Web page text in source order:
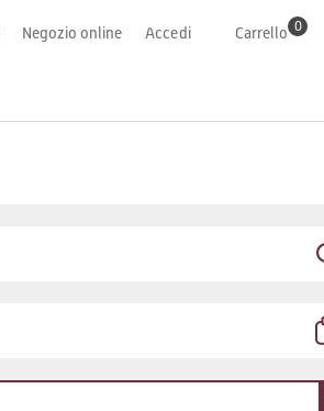
Negozio online Accedi Carrello 0